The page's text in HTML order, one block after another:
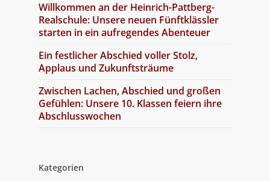
Willkommen an der Heinrich-Pattberg-
Realschule: Unsere neuen Fünftklässler
starten in ein aufregendes Abenteuer
Ein festlicher Abschied voller Stolz,
Applaus und Zukunftsträume
Zwischen Lachen, Abschied und großen
Gefühlen: Unsere 10. Klassen feiern ihre
Abschlusswochen
Kategorien